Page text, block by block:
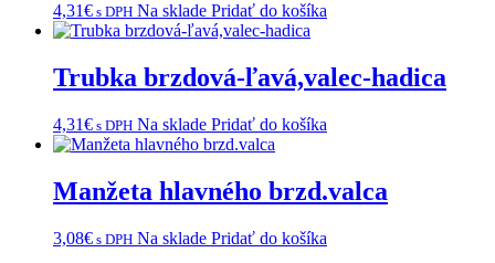
4,31€ s DPH Na sklade Pridať do košíka
Trubka brzdová-ľavá,valec-hadica
4,31€ s DPH Na sklade Pridať do košíka
Manžeta hlavného brzd.valca
3,08€ s DPH Na sklade Pridať do košíka